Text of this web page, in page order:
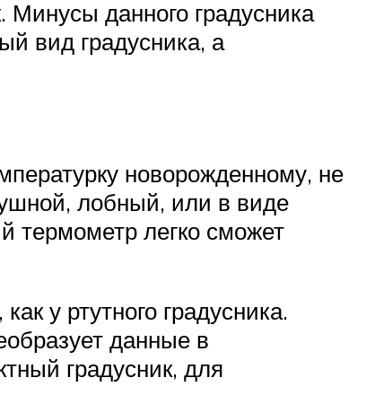
Минусы данного градусника
вид градусника, а
новорожденному, не
лобный, или в виде
термометр легко сможет
у ртутного градусника.
данные в
градусник, для